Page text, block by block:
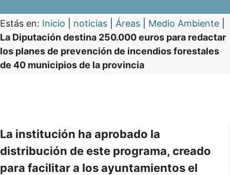
Estás en: Inicio noticias Áreas Medio Ambiente
La Diputación destina 250.000 euros para redactar
los planes de prevención de incendios forestales
de 40 municipios de la provincia
La institución ha aprobado la
distribución de este programa, creado
para facilitar a los ayuntamientos el